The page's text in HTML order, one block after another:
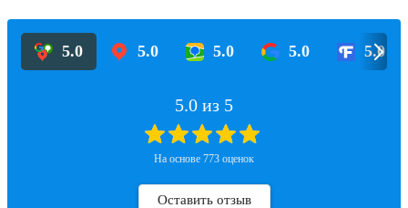
5.0 5.0 5.0 5.0 5.0
5.0 из 5
На основе 773 оценок
Оставить отзыв